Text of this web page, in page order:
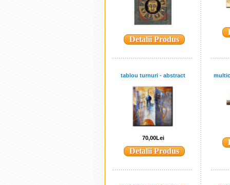
Detalii Produs
tablou turnuri - abstract
70,00Lei
Detalii Produs